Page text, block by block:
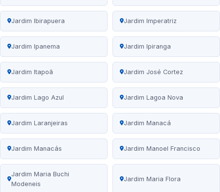
Jardim Ibirapuera Jardim Imperatriz
Jardim Ipanema Jardim Ipiranga
Jardim Itapoã Jardim José Cortez
Jardim Lago Azul Jardim Lagoa Nova
Jardim Laranjeiras Jardim Manacá
Jardim Manacás Jardim Manoel Francisco
Jardim Maria Buchi
Modeneis
Jardim Maria Flora